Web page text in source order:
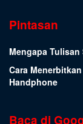
Pintasan
Mengapa Tulisan
Cara
Handphone
Baca di